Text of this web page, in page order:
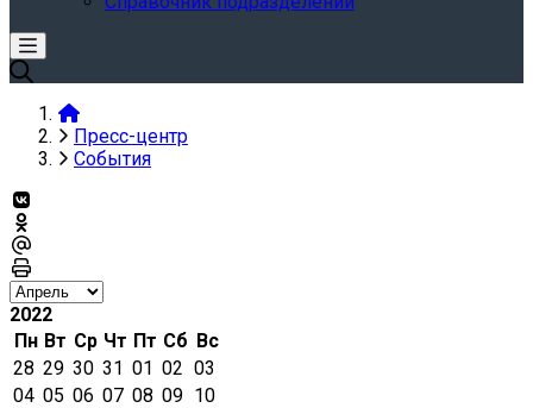
Пресс-центр
События
2022
Пн Вт Ср Чт Пт Сб Вс
28 29 30 31 01 02 03
04 05 06 07 08 09 10